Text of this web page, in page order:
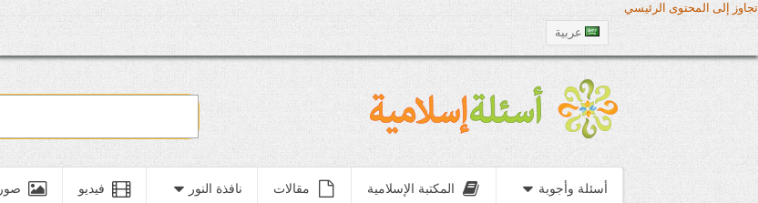
تجاوز إلى المحتوى الرئيسي
عربية
أسئلة وأجوبة المكتبة الإسلامية مقالات نافذة النور فيديو صور